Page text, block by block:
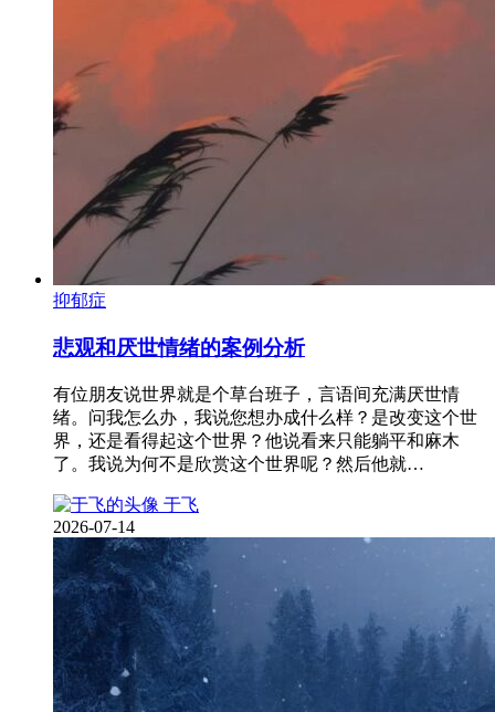
抑郁症
悲观和厌世情绪的案例分析
有位朋友说世界就是个草台班子，言语间充满厌世情
绪。问我怎么办，我说您想办成什么样？是改变这个世
界，还是看得起这个世界？他说看来只能躺平和麻木
了。我说为何不是欣赏这个世界呢？然后他就…
于飞
2026-07-14